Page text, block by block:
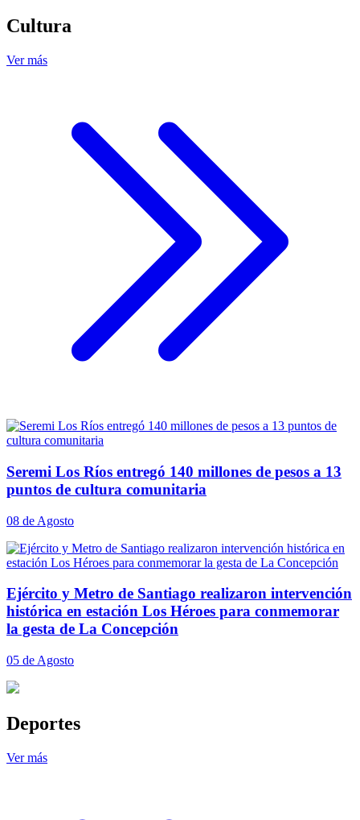
Cultura
Ver más
Seremi Los Ríos entregó 140 millones de pesos a 13
puntos de cultura comunitaria
08 de Agosto
Ejército y Metro de Santiago realizaron intervención
histórica en estación Los Héroes para conmemorar
la gesta de La Concepción
05 de Agosto
Deportes
Ver más